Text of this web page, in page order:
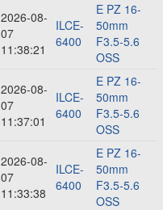
2026-08-
07
11:38:21
ILCE-
6400
E PZ 16-
50mm
F3.5-5.6
OSS
2026-08-
07
11:37:01
ILCE-
6400
E PZ 16-
50mm
F3.5-5.6
OSS
2026-08-
07
11:33:38
ILCE-
6400
E PZ 16-
50mm
F3.5-5.6
OSS